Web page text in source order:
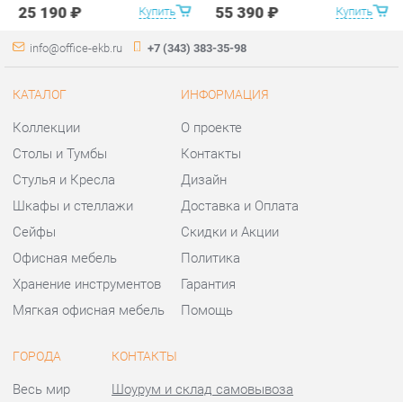
Коллекции
Стулья и Кресла
Офисная мебель
Хранение инструментов
Мягкая офисная мебель
О проекте
Дизайн
Политика
Гарантия
Помощь
ГОРОДА
Весь мир
Екатеринбург
Шоурум и склад самовывоза
Адрес: г.Екатеринбург,
Уральских рабочих, 54
Часы работы:
Пн - Пт:10:00 - 20:00 (GMT+5)